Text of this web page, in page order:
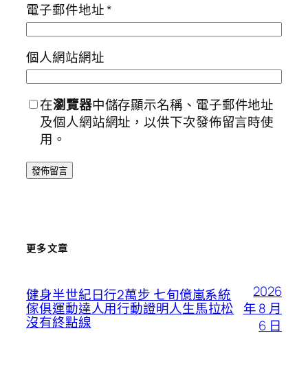
電子郵件地址*
個人網站網址
在瀏覽器中儲存顯示名稱、電子郵件地址
及個人網站網址，以供下次發佈留言時使
用。
更多文章
健身半世紀日行2萬步 七旬億嵐系統
傢俱運動達人用行動證明人生馬拉松
沒有終點線
2026
年 8 月
6 日